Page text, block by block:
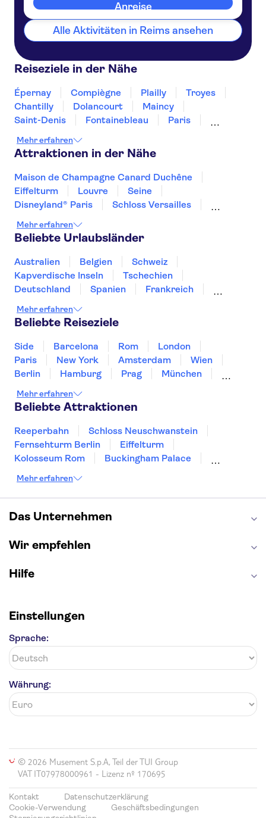
Anreise
Alle Aktivitäten in Reims ansehen
Reiseziele in der Nähe
Épernay Compiègne Plailly
Troyes
Chantilly
Dolancourt
Maincy
Saint-Denis
Fontainebleau
Paris
Linas
Mehr erfahren
Attraktionen in der Nähe
Maison de Champagne Canard Duchêne
Eiffelturm
Louvre
Seine
Disneyland® Paris
Schloss Versailles
Monnaie de Paris
Sainte Chapelle und Conciergerie
Ausflüge von Paris
Day trips to Monaco
Day trips to Eze
Loiretal und Schlösser
French Riviera day trips
Mehr erfahren
Beliebte Urlaubsländer
Australien Belgien
Schweiz
Kapverdische Inseln
Tschechien
Deutschland
Spanien
Frankreich
Italien
Japan Luxemburg
Polen
Portugal Schweden
Mehr erfahren
Beliebte Reiseziele
Side Barcelona Rom
London
Paris
New York Amsterdam
Wien
Berlin
Hamburg Prag
München
Stuttgart
Heidelberg
Mehr erfahren
Beliebte Attraktionen
Reeperbahn
Schloss Neuschwanstein
Fernsehturm Berlin
Eiffelturm
Kolosseum Rom
Buckingham Palace
Sagrada Familia
Moulin Rouge
Burj Khalifa
Keukenhof
London Eye
Elbphilharmonie
Mehr erfahren
Das Unternehmen
Wir empfehlen
Hilfe
Einstellungen
Sprache:
Währung:
© 2026 Musement S.p.A, Teil der TUI Group
VAT IT07978000961 - Lizenz nº 170695
Kontakt
Datenschutzerklärung
Cookie-Verwendung
Geschäftsbedingungen